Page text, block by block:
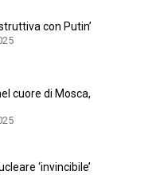
con Putin’
cuore di Mosca,
‘invincibile’